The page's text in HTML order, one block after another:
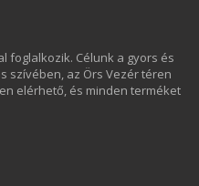
foglalkozik. Célunk a gyors és
szívében, az Örs Vezér téren
elérhető, és minden terméket